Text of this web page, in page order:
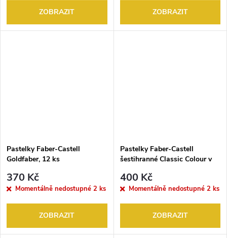
ZOBRAZIT ZOBRAZIT
Pastelky Faber-Castell
Goldfaber, 12 ks
370 Kč
Momentálně nedostupné 2 ks
ZOBRAZIT
Pastelky Faber-Castell
šestihranné Classic Colour v
400 Kč
Momentálně nedostupné 2 ks
ZOBRAZIT